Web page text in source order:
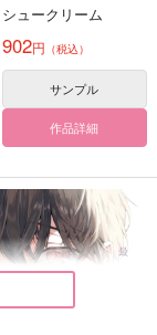
犬と欠け月
東京漫画社
734円 （税込）
シュークリーム
902円 （税込）
サンプル
作品詳細